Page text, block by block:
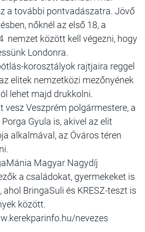
a további pontvadászatra. Jövő
nőknél az első 18, a
nemzet között kell végezni, hogy
Londonra.
korosztályok rajtjaira reggel
elitek nemzetközi mezőnyének
lehet majd drukkolni.
vesz Veszprém polgármestere, a
Gyula is, akivel az elit
alkalmával, az Óváros téren
Magyar Nagydíj
a családokat, gyermekeket is
BringaSuli és KRESZ-teszt is
között.
nevezes